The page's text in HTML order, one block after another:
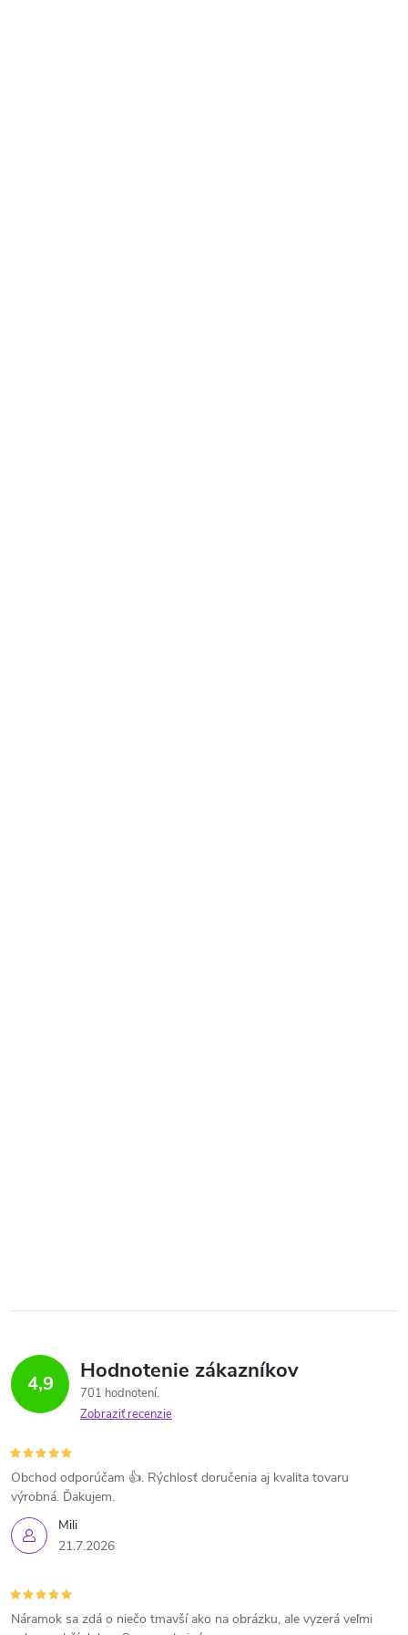
4,9 Hodnotenie zákazníkov
701 hodnotení
Zobraziť recenzie
Mili
21.7.2026
Obchod odporúčam 👍. Rýchlosť doručenia aj kvalita tovaru
výrobná. Ďakujem.
Náramok sa zdá o niečo tmavší ako na obrázku, ale vyzerá veľmi